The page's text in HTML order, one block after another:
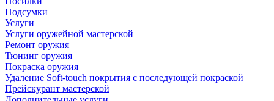
Подсумки
Услуги
Услуги оружейной мастерской
Ремонт оружия
Тюнинг оружия
Покраска оружия
Удаление Soft-touch покрытия с последующей покраской
Прейскурант мастерской